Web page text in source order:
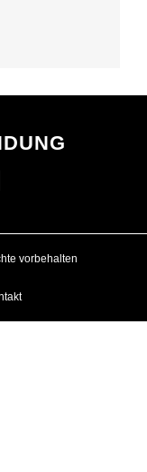
vorbehalten